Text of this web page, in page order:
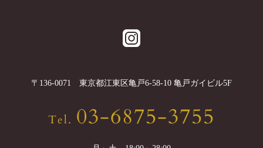
〒 136-0071 東京都江東区亀戸6-58-10 亀戸ガイビル5F
Tel. 03-6875-3755